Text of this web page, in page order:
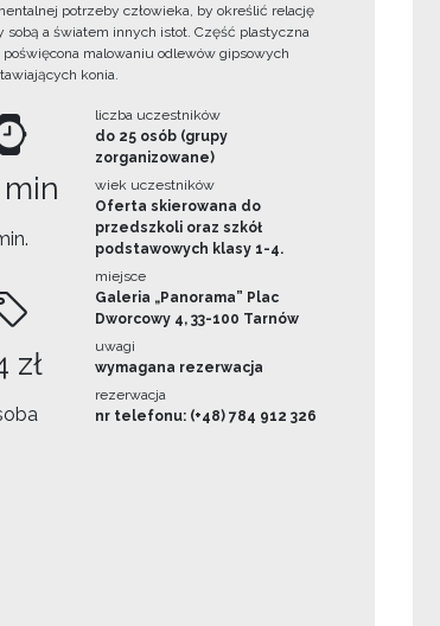
potrzeby człowieka, by określić relację
sobą a światem innych istot. Część plastyczna
poświęcona malowaniu odlewów gipsowych
konia.
zł
liczba uczestników
do 25 osób (grupy
zorganizowane)
wiek uczestników
Oferta skierowana do
przedszkoli oraz szkół
podstawowych klasy 1-4.
miejsce
Galeria „Panorama” Plac
Dworcowy 4, 33-100 Tarnów
uwagi
wymagana rezerwacja
rezerwacja
nr telefonu: (+48) 784 912 326